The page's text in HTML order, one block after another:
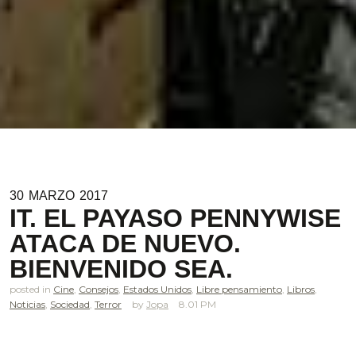
30 MARZO 2017
IT. EL PAYASO PENNYWISE
ATACA DE NUEVO.
BIENVENIDO SEA.
posted in Cine, Consejos, Estados Unidos, Libre pensamiento, Libros,
Noticias, Sociedad, Terror Jopa 8.01 PM